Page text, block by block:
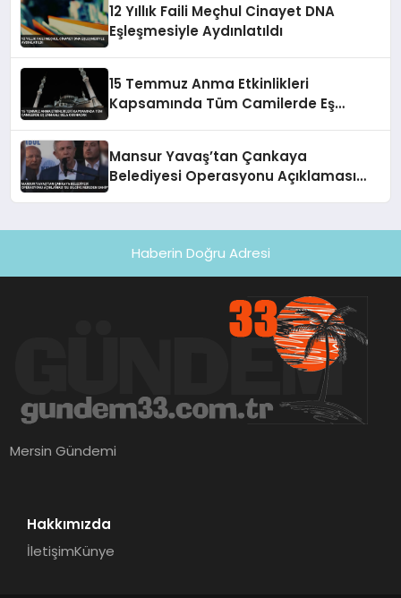
12 Yıllık Faili Meçhul Cinayet DNA
Eşleşmesiyle Aydınlatıldı
15 Temmuz Anma Etkinlikleri
Kapsamında Tüm Camilerde Eş
Mansur Yavaş’tan Çankaya
Belediyesi Operasyonu Açıklaması
Haberin Doğru Adresi
Mersin Gündemi
Hakkımızda
İletişimKünye